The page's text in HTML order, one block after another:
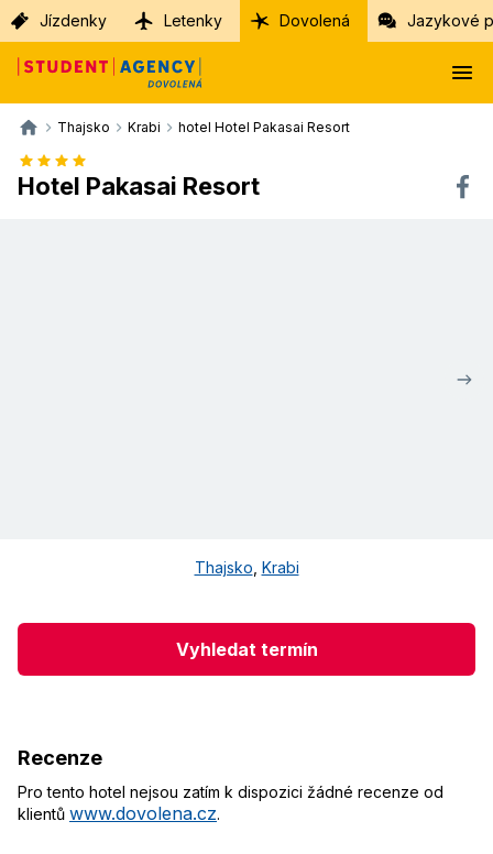
Jízdenky Letenky Dovolená Jazykové
Thajsko Krabi hotel Hotel Pakasai Resort
Hotel Pakasai Resort
Thajsko Krabi
Vyhledat termín
Recenze
Pro tento hotel nejsou zatím k dispozici žádné recenze od
klientů www.dovolena.cz.